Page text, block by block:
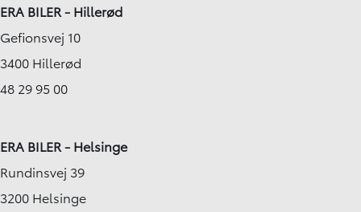
ERA BILER - Hillerød
Gefionsvej 10
3400 Hillerød
48 29 95 00
ERA BILER - Helsinge
Rundinsvej 39
3200 Helsinge